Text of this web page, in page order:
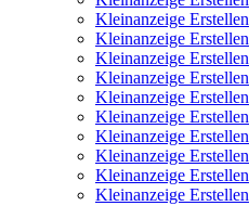
Kleinanzeige Erstellen
Kleinanzeige Erstellen
Kleinanzeige Erstellen
Kleinanzeige Erstellen
Kleinanzeige Erstellen
Kleinanzeige Erstellen
Kleinanzeige Erstellen
Kleinanzeige Erstellen
Kleinanzeige Erstellen
Kleinanzeige Erstellen